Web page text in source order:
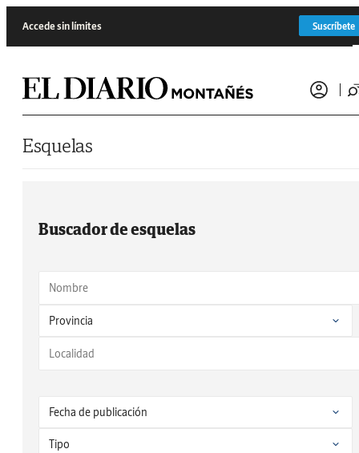
Accede sin límites Suscríbete
Esquelas
Buscador de esquelas